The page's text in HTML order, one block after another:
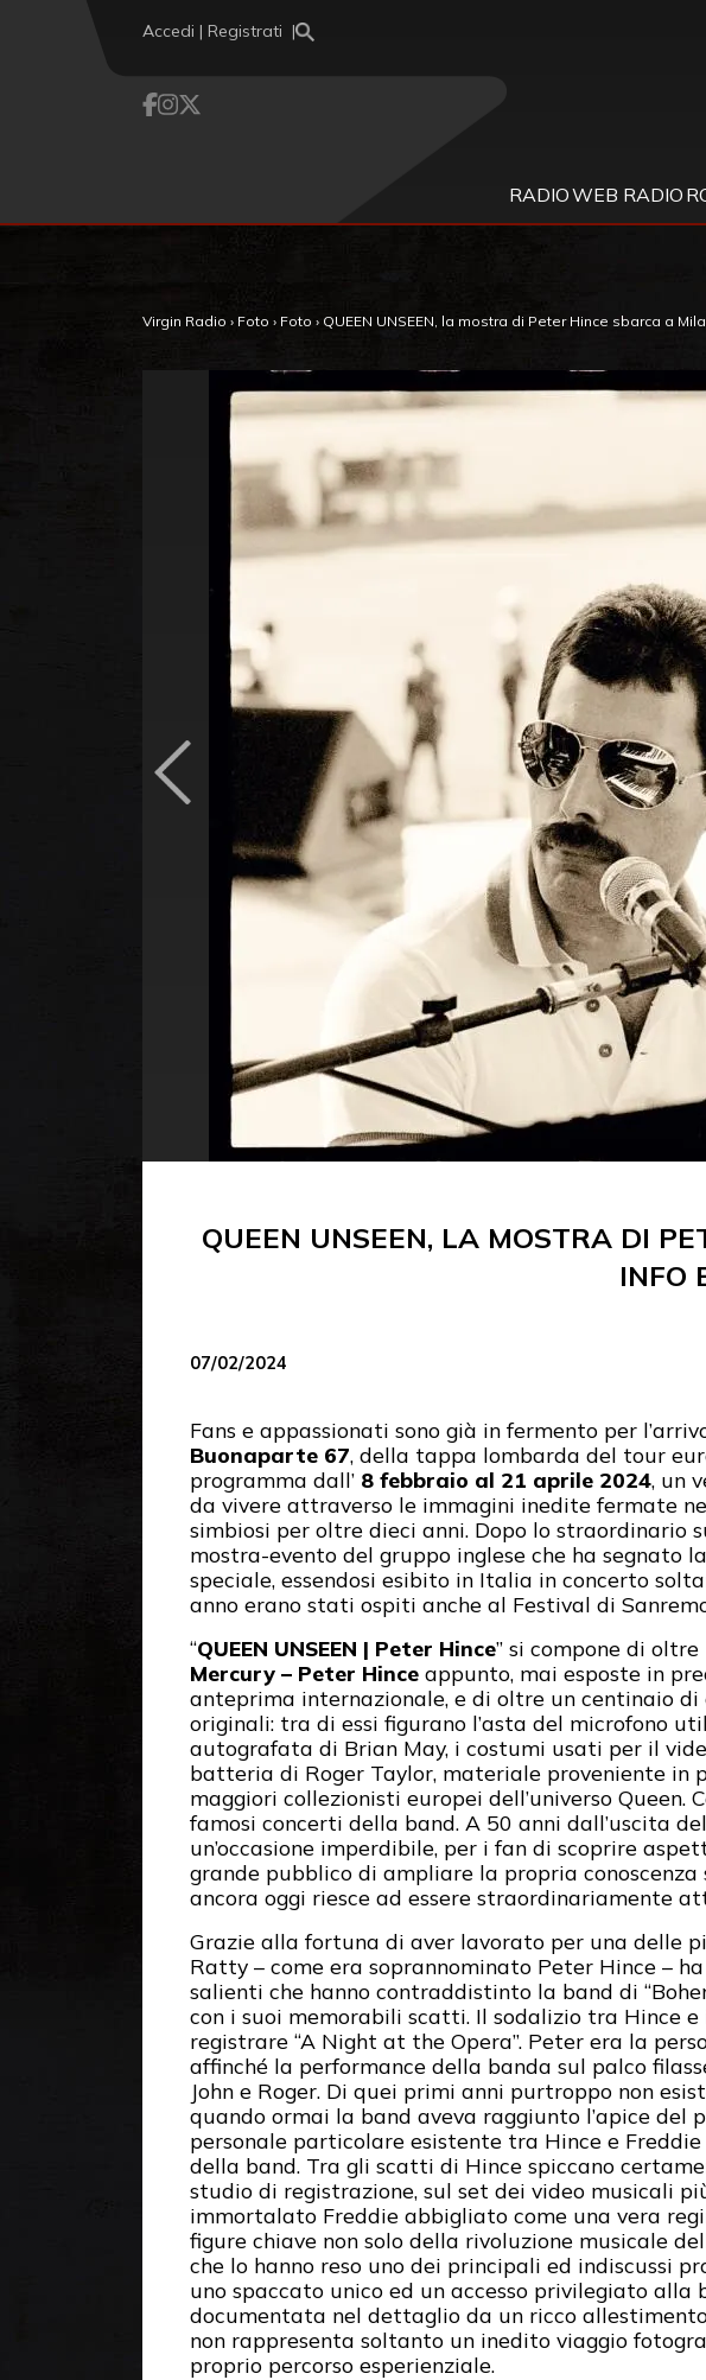
Accedi | Registrati
RADIOWEB RADIO
Virgin Radio › Foto › Foto › QUEEN UNSEEN, la mostra di Peter Hince sbarca a
QUEEN UNSEEN, LA MOSTRA DI
INFO
07/02/2024
Fans e appassionati sono già in fermento per
Buonaparte 67, della tappa lombarda del tour
programma dall’ 8 febbraio al 21 aprile 2024, un
da vivere attraverso le immagini inedite fermate
simbiosi per oltre dieci anni. Dopo lo straordinario
mostra-evento del gruppo inglese che ha
speciale, essendosi esibito in Italia in concerto
anno erano stati ospiti anche al Festival di
“QUEEN UNSEEN | Peter Hince” si compone di
Mercury – Peter Hince appunto, mai esposte in
anteprima internazionale, e di oltre un centinaio
originali: tra di essi figurano l’asta del microfono
autografata di Brian May, i costumi usati per il
batteria di Roger Taylor, materiale proveniente in
maggiori collezionisti europei dell’universo
famosi concerti della band. A 50 anni dall’uscita del
un’occasione imperdibile, per i fan di scoprire
grande pubblico di ampliare la propria
ancora oggi riesce ad essere straordinariamente
Grazie alla fortuna di aver lavorato per una delle
Ratty – come era soprannominato Peter Hince –
salienti che hanno contraddistinto la band di
con i suoi memorabili scatti. Il sodalizio tra Hince
registrare “A Night at the Opera”. Peter era la
affinché la performance della banda sul palco
John e Roger. Di quei primi anni purtroppo non
quando ormai la band aveva raggiunto l’apice
personale particolare esistente tra Hince e
della band. Tra gli scatti di Hince spiccano
studio di registrazione, sul set dei video musicali
immortalato Freddie abbigliato come una vera
figure chiave non solo della rivoluzione musicale
che lo hanno reso uno dei principali ed indiscussi
uno spaccato unico ed un accesso privilegiato
documentata nel dettaglio da un ricco
non rappresenta soltanto un inedito viaggio
proprio percorso esperienziale.